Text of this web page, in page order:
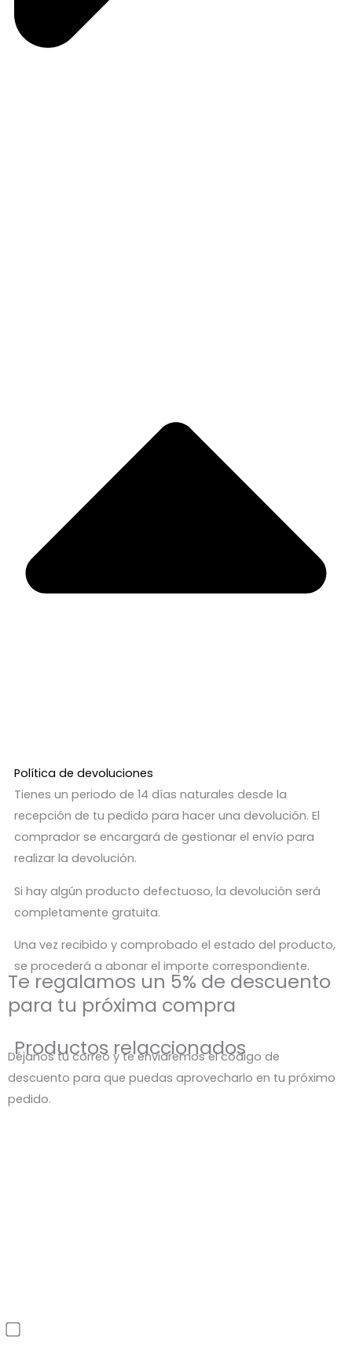
Política de devoluciones
Tienes un periodo de 14 días naturales desde la
recepción de tu pedido para hacer una devolución. El
comprador se encargará de gestionar el envío para
realizar la devolución.
Si hay algún producto defectuoso, la devolución será
completamente gratuita.
Una vez recibido y comprobado el estado del producto,
se procederá a abonar el importe correspondiente.
Productos relaccionados
Te regalamos un 5% de descuento
para tu próxima compra
Déjanos tu correo y te enviaremos el código de
descuento para que puedas aprovecharlo en tu próximo
pedido.